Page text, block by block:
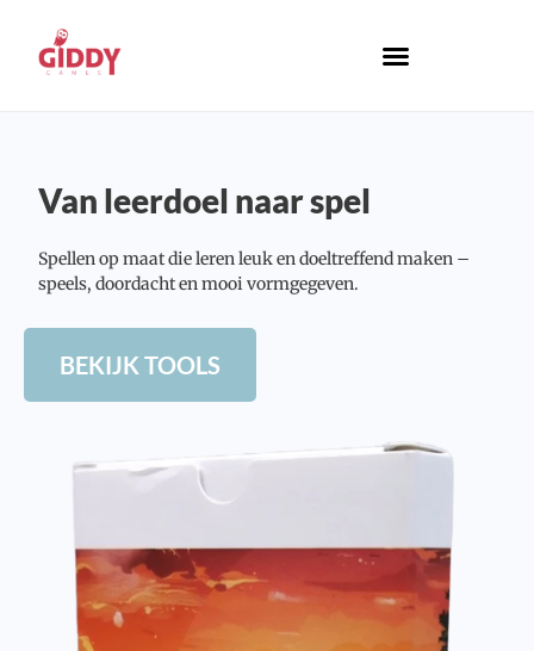
Van leerdoel naar spel
Spellen op maat die leren leuk en doeltreffend maken –
speels, doordacht en mooi vormgegeven.
BEKIJK TOOLS